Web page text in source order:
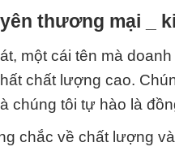
thương mại _
một cái tên mà
chất lượng cao.
chúng tôi tự hào là
chắc về chất lượng